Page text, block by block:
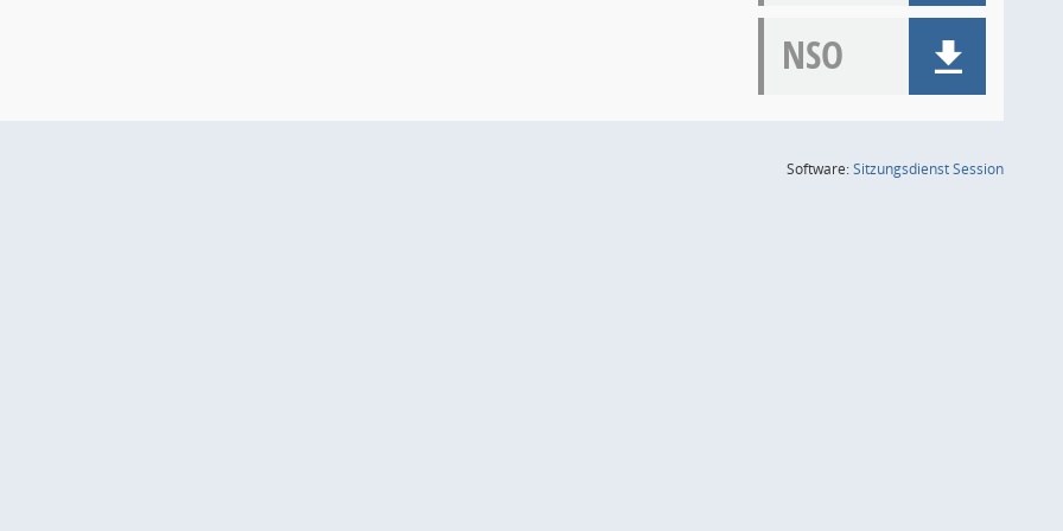
NSO
Software:SitzungsdienstSession(Wird in